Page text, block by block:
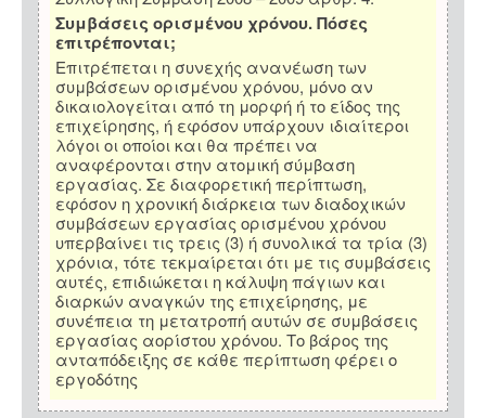
Συμβάσεις ορισμένου χρόνου. Πόσες
επιτρέπονται;
Επιτρέπεται η συνεχής ανανέωση των
συμβάσεων ορισμένου χρόνου, μόνο αν
δικαιολογείται από τη μορφή ή το είδος της
επιχείρησης, ή εφόσον υπάρχουν ιδιαίτεροι
λόγοι οι οποίοι και θα πρέπει να
αναφέρονται στην ατομική σύμβαση
εργασίας. Σε διαφορετική περίπτωση,
εφόσον η χρονική διάρκεια των διαδοχικών
συμβάσεων εργασίας ορισμένου χρόνου
υπερβαίνει τις τρεις (3) ή συνολικά τα τρία (3)
χρόνια, τότε τεκμαίρεται ότι με τις συμβάσεις
αυτές, επιδιώκεται η κάλυψη πάγιων και
διαρκών αναγκών της επιχείρησης, με
συνέπεια τη μετατροπή αυτών σε συμβάσεις
εργασίας αορίστου χρόνου. Το βάρος της
ανταπόδειξης σε κάθε περίπτωση φέρει ο
εργοδότης